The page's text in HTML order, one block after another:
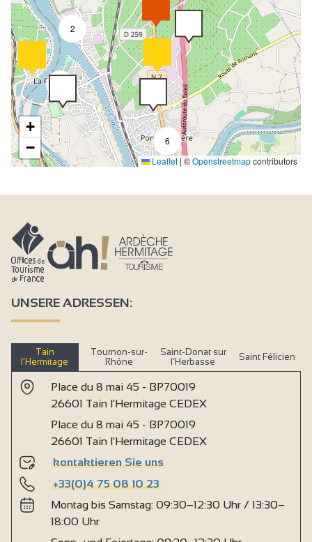
2
6
+
−
Leaflet |©Openstreetmapcontributors
UNSERE ADRESSEN:
Tain
l’Hermitage
Tournon-sur-
Rhône
Saint-Donat sur
l’Herbasse
Saint Félicien
Place du 8 mai 45 - BP70019
26601 Tain l'Hermitage CEDEX
Place du 8 mai 45 - BP70019
26601 Tain l'Hermitage CEDEX
kontaktieren Sie uns
+33(0)4 75 08 10 23
Montag bis Samstag: 09:30–12:30 Uhr / 13:30–
18:00 Uhr